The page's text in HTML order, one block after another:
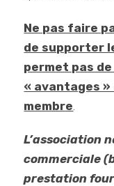
Ne pas faire
de supporter
permet pas
« avantages
membre.
L’association
commerciale
prestation